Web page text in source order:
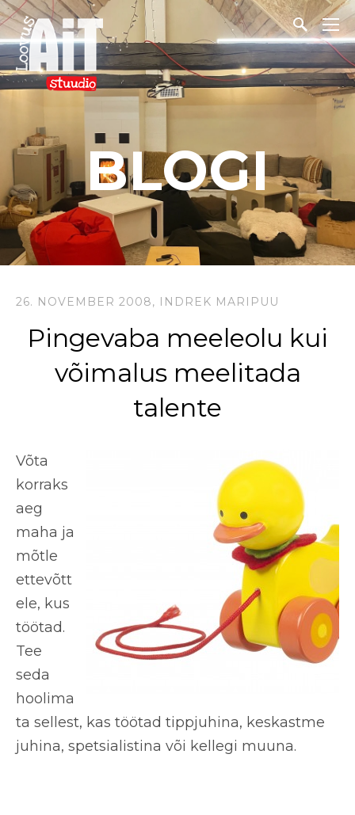
BLOGI
26. NOVEMBER 2008, INDREK MARIPUU
Pingevaba meeleolu kui
võimalus meelitada
talente
Võta
korraks
aeg
maha ja
mõtle
ettevõtt
ele, kus
töötad.
Tee
seda
hoolima
ta sellest, kas töötad tippjuhina, keskastme
juhina, spetsialistina või kellegi muuna.